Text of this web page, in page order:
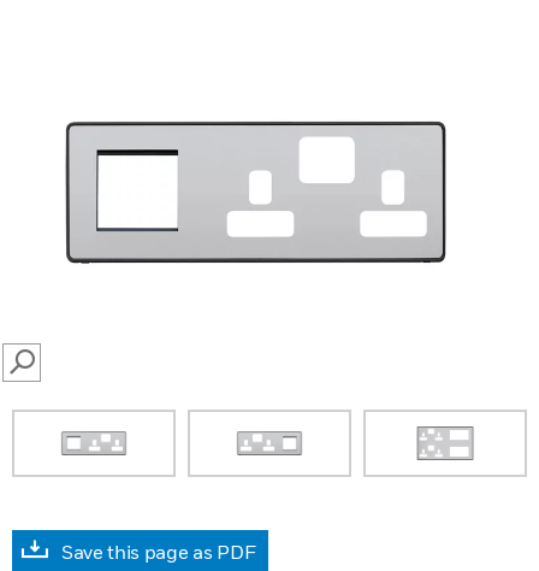
SEARCH
Save this page as PDF